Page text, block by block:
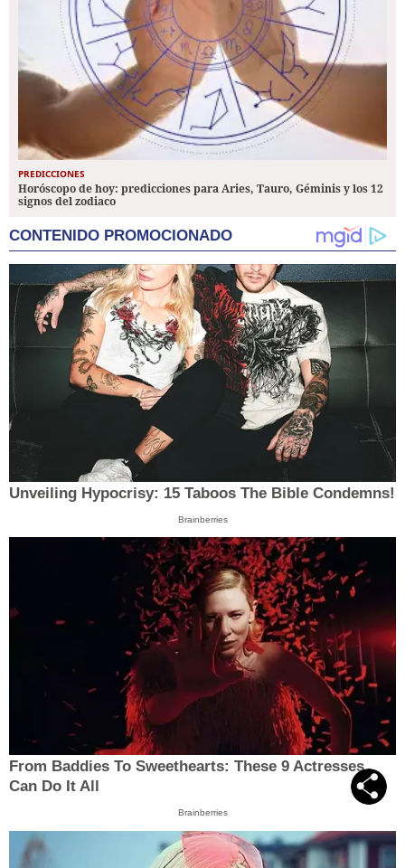
PREDICCIONES
Horóscopo de hoy: predicciones para Aries, Tauro, Géminis y los 12
signos del zodiaco
CONTENIDO PROMOCIONADO
Unveiling Hypocrisy: 15 Taboos The Bible Condemns!
Brainberries
From Baddies To Sweethearts: These 9 Actresses
Can Do It All
Brainberries